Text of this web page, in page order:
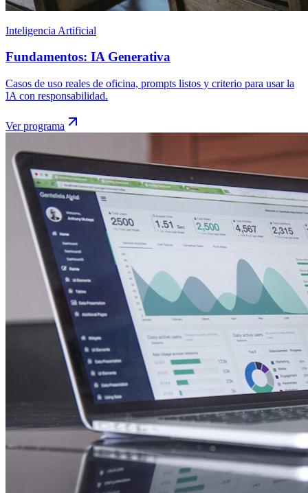
Inteligencia Artificial
Fundamentos: IA Generativa
Casos de uso reales de oficina, prompts listos y criterio para usar la
IA con responsabilidad.
Ver programa